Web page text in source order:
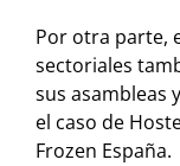
Por otra parte,
sectoriales
sus asambleas
el caso de
Frozen España.